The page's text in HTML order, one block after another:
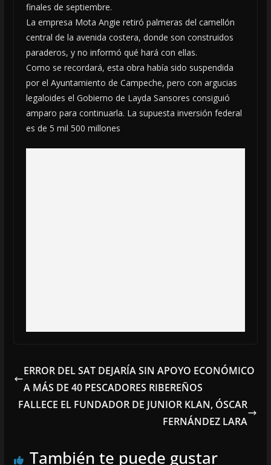
finales de septiembre.
La empresa Mota Angie retiró palmeras del camellón
central de la avenida costera, donde son construidos
paraderos, y no informó qué hará con ellas.
Como se recordará, esta obra había sido suspendida
por el Ayuntamiento de Campeche, pero con argucias
legaloides el Gobierno de Layda Sansores consiguió
amparo para continuarla. La supuesta inversión federal
es de 5 mil 500 millones
ERROR DEL SAT DEJARÍA SIN APOYO ECONÓMICO
A MÁS DE 40 PESCADORES RIBEREÑOS
FALLECE EL FUNDADOR DE JUNIOR KLAN, ÓSCAR
FERNÁNDEZ LARA
También te puede gustar